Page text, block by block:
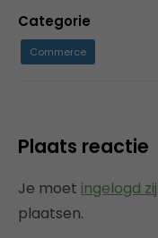
Categorie
Commerce
Plaats reactie
Je moet ingelogd
plaatsen.